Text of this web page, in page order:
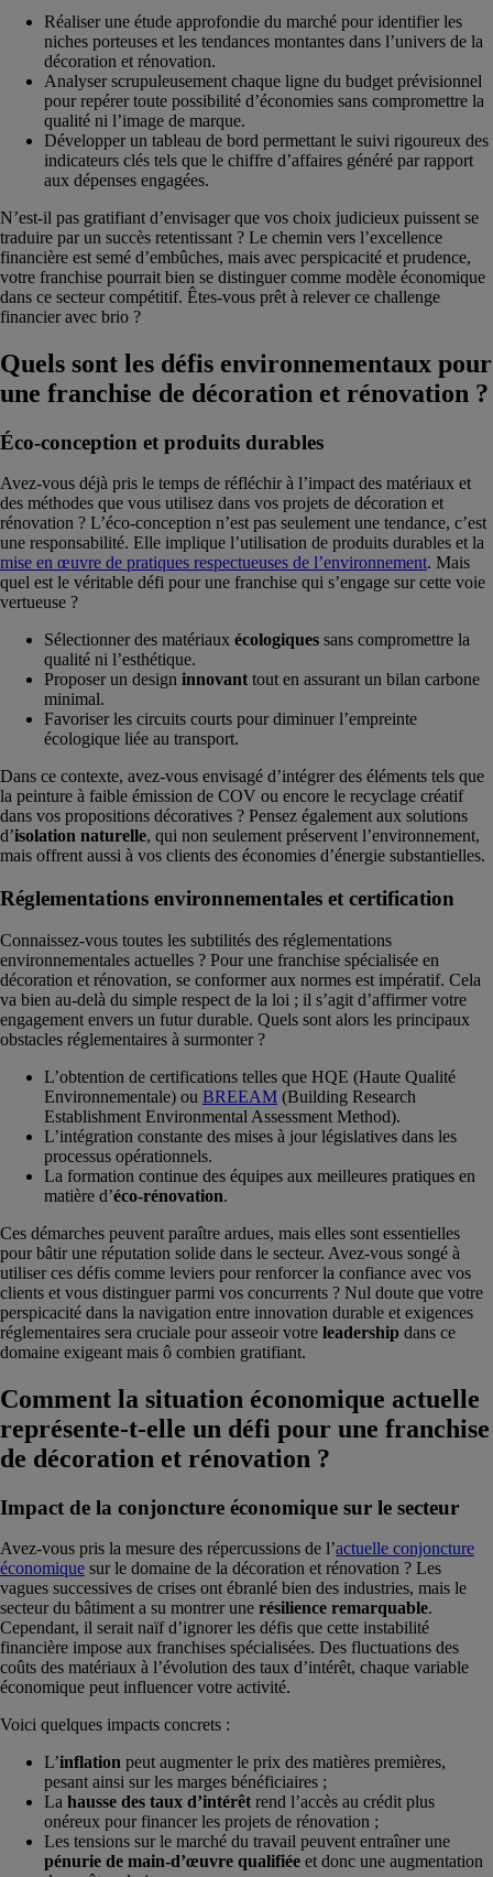
Réaliser une étude approfondie du marché pour identifier les
niches porteuses et les tendances montantes dans l’univers de la
décoration et rénovation.
Analyser scrupuleusement chaque ligne du budget prévisionnel
pour repérer toute possibilité d’économies sans compromettre la
qualité ni l’image de marque.
Développer un tableau de bord permettant le suivi rigoureux des
indicateurs clés tels que le chiffre d’affaires généré par rapport
aux dépenses engagées.
N’est-il pas gratifiant d’envisager que vos choix judicieux puissent se
traduire par un succès retentissant ? Le chemin vers l’excellence
financière est semé d’embûches, mais avec perspicacité et prudence,
votre franchise pourrait bien se distinguer comme modèle économique
dans ce secteur compétitif. Êtes-vous prêt à relever ce challenge
financier avec brio ?
Quels sont les défis environnementaux pour
une franchise de décoration et rénovation ?
Éco-conception et produits durables
Avez-vous déjà pris le temps de réfléchir à l’impact des matériaux et
des méthodes que vous utilisez dans vos projets de décoration et
rénovation ? L’éco-conception n’est pas seulement une tendance, c’est
une responsabilité. Elle implique l’utilisation de produits durables et la
mise en œuvre de pratiques respectueuses de l’environnement. Mais
quel est le véritable défi pour une franchise qui s’engage sur cette voie
vertueuse ?
Sélectionner des matériaux écologiques sans compromettre la
qualité ni l’esthétique.
Proposer un design innovant tout en assurant un bilan carbone
minimal.
Favoriser les circuits courts pour diminuer l’empreinte
écologique liée au transport.
Dans ce contexte, avez-vous envisagé d’intégrer des éléments tels que
la peinture à faible émission de COV ou encore le recyclage créatif
dans vos propositions décoratives ? Pensez également aux solutions
d’isolation naturelle, qui non seulement préservent l’environnement,
mais offrent aussi à vos clients des économies d’énergie substantielles.
Réglementations environnementales et certification
Connaissez-vous toutes les subtilités des réglementations
environnementales actuelles ? Pour une franchise spécialisée en
décoration et rénovation, se conformer aux normes est impératif. Cela
va bien au-delà du simple respect de la loi ; il s’agit d’affirmer votre
engagement envers un futur durable. Quels sont alors les principaux
obstacles réglementaires à surmonter ?
L’obtention de certifications telles que HQE (Haute Qualité
Environnementale) ou BREEAM (Building Research
Establishment Environmental Assessment Method).
L’intégration constante des mises à jour législatives dans les
processus opérationnels.
La formation continue des équipes aux meilleures pratiques en
matière d’éco-rénovation.
Ces démarches peuvent paraître ardues, mais elles sont essentielles
pour bâtir une réputation solide dans le secteur. Avez-vous songé à
utiliser ces défis comme leviers pour renforcer la confiance avec vos
clients et vous distinguer parmi vos concurrents ? Nul doute que votre
perspicacité dans la navigation entre innovation durable et exigences
réglementaires sera cruciale pour asseoir votre leadership dans ce
domaine exigeant mais ô combien gratifiant.
Comment la situation économique actuelle
représente-t-elle un défi pour une franchise
de décoration et rénovation ?
Impact de la conjoncture économique sur le secteur
Avez-vous pris la mesure des répercussions de l’actuelle conjoncture
économique sur le domaine de la décoration et rénovation ? Les
vagues successives de crises ont ébranlé bien des industries, mais le
secteur du bâtiment a su montrer une résilience remarquable.
Cependant, il serait naïf d’ignorer les défis que cette instabilité
financière impose aux franchises spécialisées. Des fluctuations des
coûts des matériaux à l’évolution des taux d’intérêt, chaque variable
économique peut influencer votre activité.
Voici quelques impacts concrets :
L’inflation peut augmenter le prix des matières premières,
pesant ainsi sur les marges bénéficiaires ;
La hausse des taux d’intérêt rend l’accès au crédit plus
onéreux pour financer les projets de rénovation ;
Les tensions sur le marché du travail peuvent entraîner une
pénurie de main-d’œuvre qualifiée et donc une augmentation